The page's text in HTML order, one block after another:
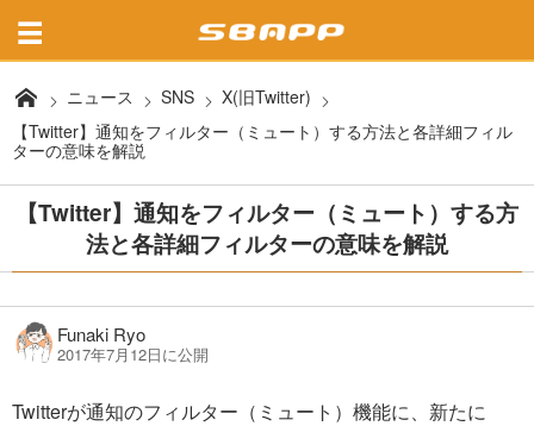
ニュース SNS
X(旧Twitter)
【Twitter】通知をフィルター（ミュート）する方法と各詳細フィル
ターの意味を解説
【Twitter】通知をフィルター（ミュート）する方
法と各詳細フィルターの意味を解説
Funaki Ryo
2017年7月12日に公開
Twitterが通知のフィルター（ミュート）機能に、新たに